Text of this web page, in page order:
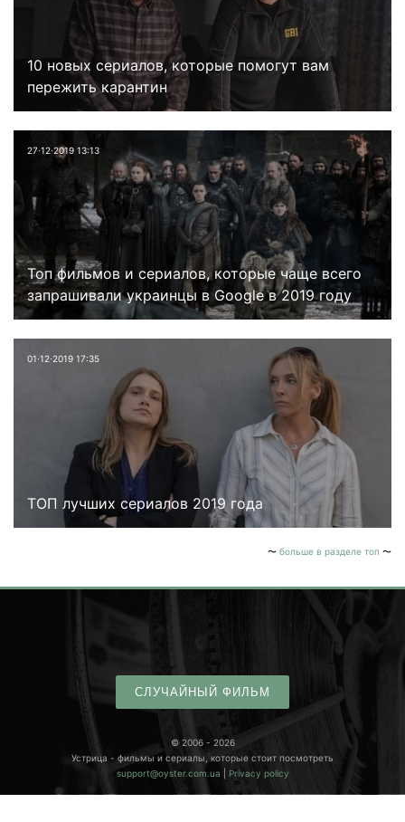
10 новых сериалов, которые помогут вам
пережить карантин
27⋅12⋅2019 13:13
Топ фильмов и сериалов, которые чаще всего
запрашивали украинцы в Google в 2019 году
01⋅12⋅2019 17:35
ТОП лучших сериалов 2019 года
больше в разделе топ
СЛУЧАЙНЫЙ ФИЛЬМ
© 2006 - 2026
Устрица - фильмы и сериалы, которые стоит посмотреть
support@oyster.com.ua
Privacy policy